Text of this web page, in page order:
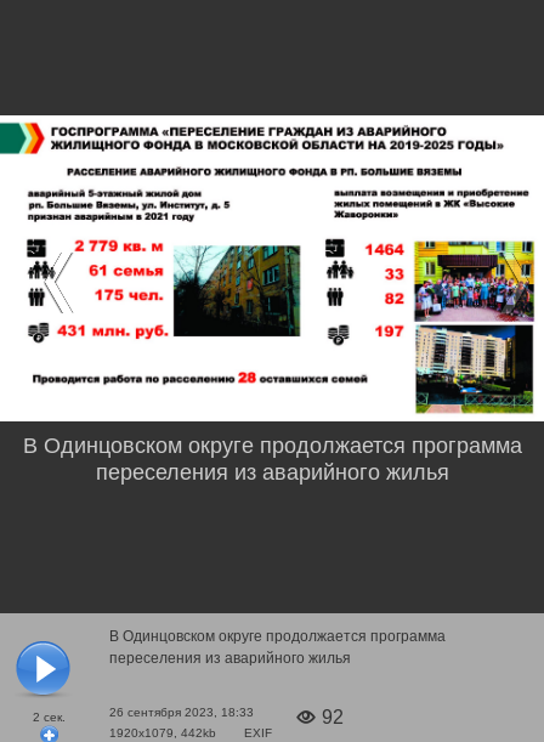
2 сек.
В Одинцовском округе продолжается программа
переселения из аварийного жилья
26 сентября 2023, 18:33
1920x1079, 442kb
EXIF
92
В Одинцовском округе продолжается программа
переселения из аварийного жилья